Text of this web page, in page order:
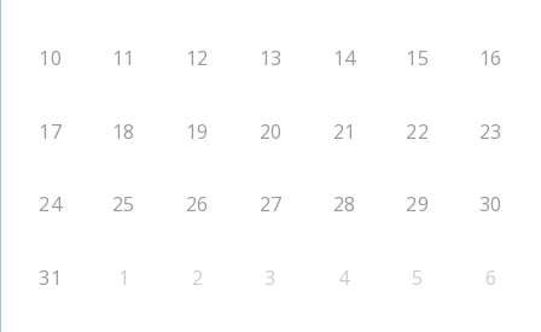
10 11 12 13 14 15 16
17 18 19 20 21 22 23
24 25 26 27 28 29 30
31 1 2 3 4 5 6